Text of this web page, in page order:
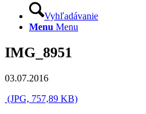
Vyhľadávanie
Menu Menu
IMG_8951
03.07.2016
(JPG, 757,89 KB)